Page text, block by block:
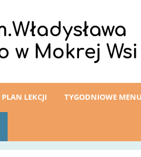
w Mokrej Wsi
PLAN LEKCJI TYGODNIOWE MENU